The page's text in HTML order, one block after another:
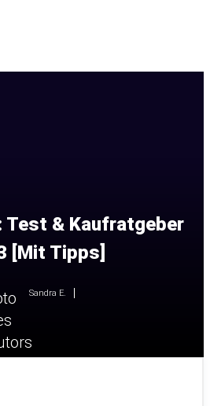
& Kaufratgeber
[Mit Tipps]
Sandra E.